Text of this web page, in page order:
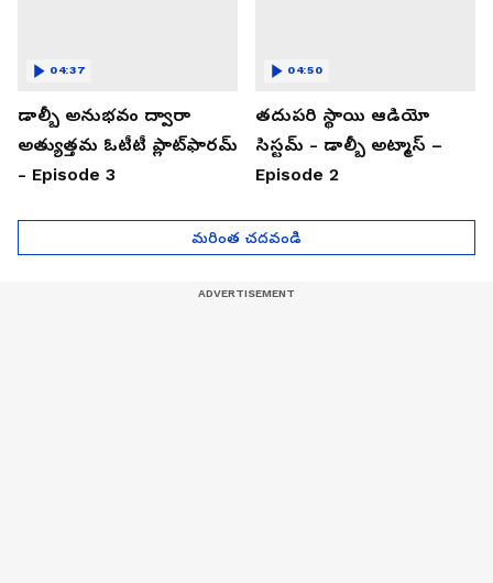
డాల్బీ అనుభవం ద్వారా
అత్యుత్తమ ఓటీటీ ప్లాట్‌ఫారమ్
- Episode 3
04:37
తదుపరి స్థాయి ఆడియో
సిస్టమ్ - డాల్బీ అట్మాస్ –
Episode 2
04:50
మరింత చదవండి